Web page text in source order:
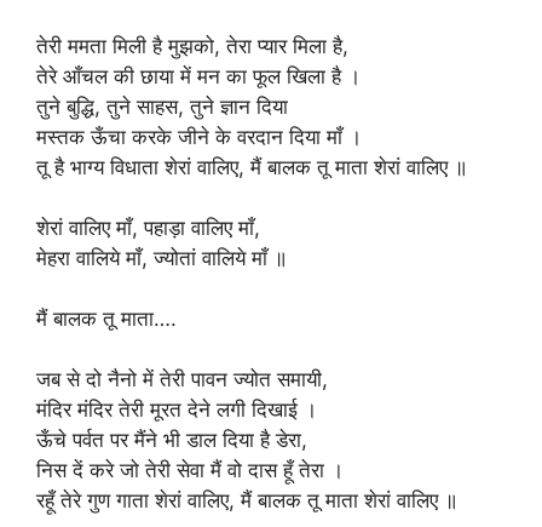
तेरी ममता मिली है मुझको, तेरा प्यार मिला है,
तेरे आँचल की छाया में मन का फूल खिला है ।
तुने बुद्धि, तुने साहस, तुने ज्ञान दिया
मस्तक ऊँचा करके जीने के वरदान दिया माँ ।
तू है भाग्य विधाता शेरां वालिए, मैं बालक तू माता शेरां वालिए ॥
शेरां वालिए माँ, पहाड़ा वालिए माँ,
मेहरा वालिये माँ, ज्योतां वालिये माँ ॥
मैं बालक तू माता….
जब से दो नैनो में तेरी पावन ज्योत समायी,
मंदिर मंदिर तेरी मूरत देने लगी दिखाई ।
ऊँचे पर्वत पर मैंने भी डाल दिया है डेरा,
निस दें करे जो तेरी सेवा मैं वो दास हूँ तेरा ।
रहूँ तेरे गुण गाता शेरां वालिए, मैं बालक तू माता शेरां वालिए ॥